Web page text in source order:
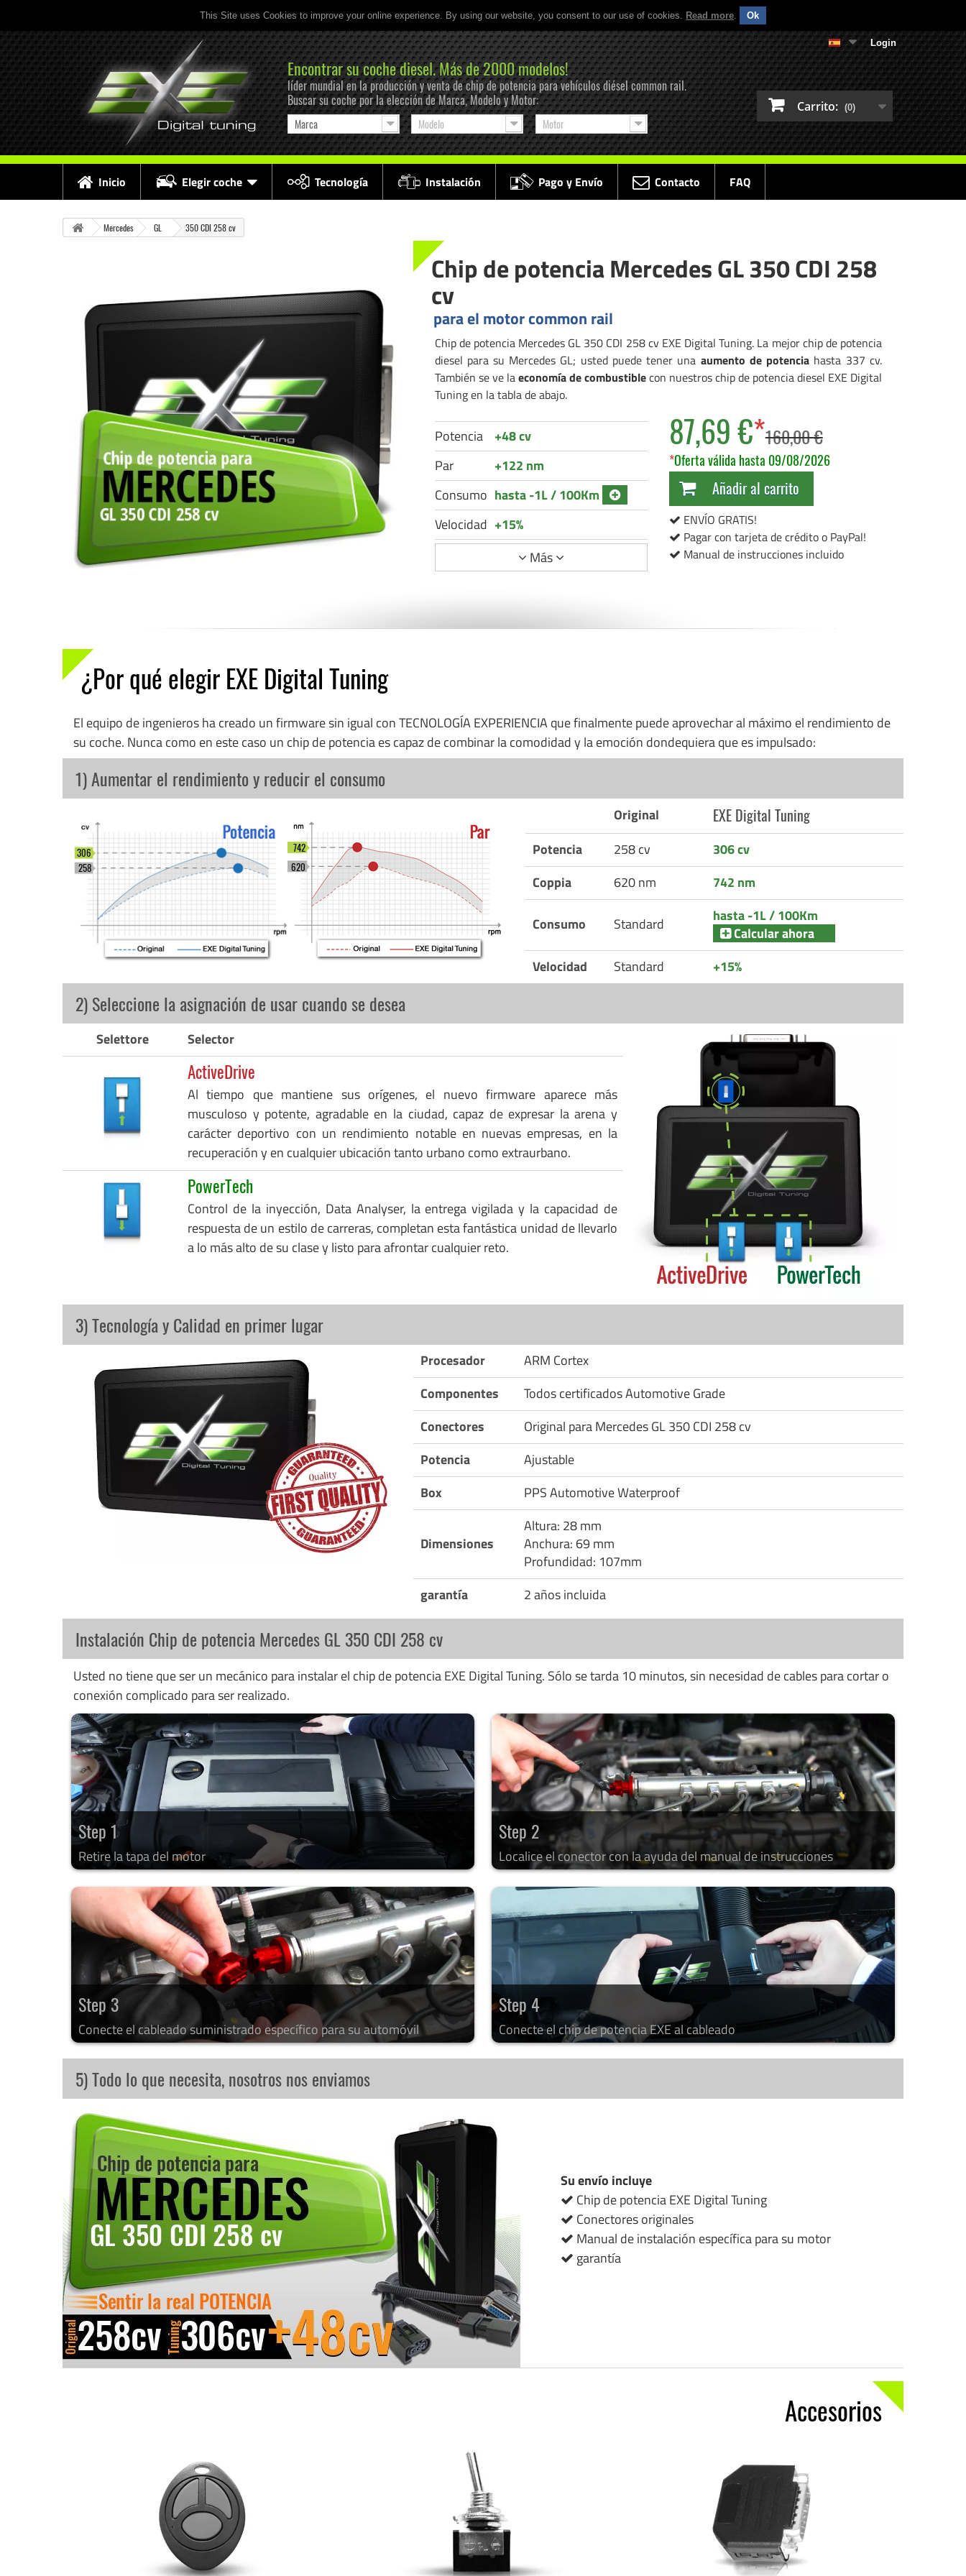
This Site uses Cookies to improve your online experience. By using our website, you consent to our use of cookies. Read more. Ok
Login
Carrito: (0)
Encontrar su coche diesel. Más de 2000 modelos!
líder mundial en la producción y venta de chip de potencia para vehículos diésel common rail.
Buscar su coche por la elección de Marca, Modelo y Motor:
Marca Modelo Motor
Inicio Elegir coche Tecnología Instalación Pago y Envío Contacto FAQ
Mercedes GL 350 CDI 258 cv
Chip de potencia Mercedes GL 350 CDI 258
cv
para el motor common rail
Chip de potencia Mercedes GL 350 CDI 258 cv EXE Digital Tuning. La mejor chip de potencia
diesel para su Mercedes GL; usted puede tener una aumento de potencia hasta 337 cv.
También se ve laeconomía de combustiblecon nuestros chip de potencia diesel EXE Digital
Tuning en la tabla de abajo.
Potencia
+48 cv
Par
+122 nm
Consumo hasta -1L / 100Km
Velocidad +15%
Más
87,69 €*160,00 €
*Oferta válida hasta 09/08/2026
Añadir al carrito
ENVÍO GRATIS!
Pagar con tarjeta de crédito o PayPal!
Manual de instrucciones incluido
¿Por qué elegir EXE Digital Tuning
El equipo de ingenieros ha creado un firmware sin igual con TECNOLOGÍA EXPERIENCIA que finalmente puede aprovechar al máximo el rendimiento de
su coche. Nunca como en este caso un chip de potencia es capaz de combinar la comodidad y la emoción dondequiera que es impulsado:
1) Aumentar el rendimiento y reducir el consumo
Original EXE Digital Tuning
Potencia 258 cv
306 cv
Coppia
620 nm 742 nm
Consumo Standard
hasta -1L / 100Km
Calcular ahora
Velocidad
Standard +15%
258
306
620
742
2) Seleccione la asignación de usar cuando se desea
Selettore Selector
ActiveDrive
Al tiempo que mantiene sus orígenes, el nuevo firmware aparece más
musculoso y potente, agradable en la ciudad, capaz de expresar la arena y
carácter deportivo con un rendimiento notable en nuevas empresas, en la
recuperación y en cualquier ubicación tanto urbano como extraurbano.
PowerTech
Control de la inyección, Data Analyser, la entrega vigilada y la capacidad de
respuesta de un estilo de carreras, completan esta fantástica unidad de llevarlo
a lo más alto de su clase y listo para afrontar cualquier reto.
3) Tecnología y Calidad en primer lugar
Procesador
ARM Cortex
Componentes
Todos certificados Automotive Grade
Conectores
Original para Mercedes GL 350 CDI 258 cv
Potencia
Ajustable
Box
PPS Automotive Waterproof
Dimensiones
Altura: 28 mm
Anchura: 69 mm
Profundidad: 107mm
garantía
2 años incluida
Instalación Chip de potencia Mercedes GL 350 CDI 258 cv
Usted no tiene que ser un mecánico para instalar el chip de potencia EXE Digital Tuning. Sólo se tarda 10 minutos, sin necesidad de cables para cortar o
conexión complicado para ser realizado.
Step 1
Retire la tapa del motor
Step 2
Localice el conector con la ayuda del manual de instrucciones
Step 3
Conecte el cableado suministrado específico para su automóvil
Step 4
Conecte el chip de potencia EXE al cableado
5) Todo lo que necesita, nosotros nos enviamos
Su envío incluye
Chip de potencia EXE Digital Tuning
Conectores originales
Manual de instalación específica para su motor
garantía
Accesorios